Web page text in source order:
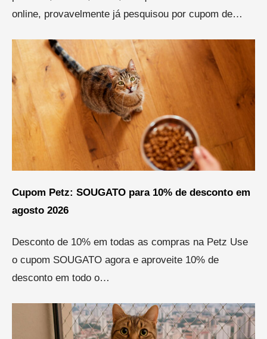
online, provavelmente já pesquisou por cupom de…
Cupom Petz: SOUGATO para 10% de desconto em
agosto 2026
Desconto de 10% em todas as compras na Petz Use
o cupom SOUGATO agora e aproveite 10% de
desconto em todo o…